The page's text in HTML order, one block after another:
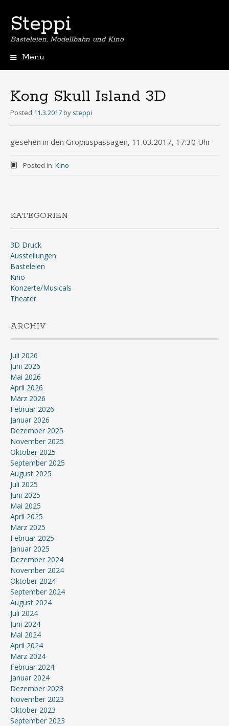
Steppi
Basteleien, Modellbahn und Kino
Menu
Kong Skull Island 3D
Posted 11.3.2017 by steppi
gesehen in den Gropiuspassagen, 11.03.2017, 17:30 Uhr
Posted in: Kino
KATEGORIEN
3D Druck
Ausstellungen
Basteleien
Kino
Konzerte/Musicals
Theater
ARCHIV
Juli 2026
Juni 2026
Mai 2026
April 2026
März 2026
Februar 2026
Januar 2026
Dezember 2025
November 2025
Oktober 2025
September 2025
August 2025
Juli 2025
Juni 2025
Mai 2025
April 2025
März 2025
Februar 2025
Januar 2025
Dezember 2024
November 2024
Oktober 2024
September 2024
August 2024
Juli 2024
Juni 2024
Mai 2024
April 2024
März 2024
Februar 2024
Januar 2024
Dezember 2023
November 2023
Oktober 2023
September 2023